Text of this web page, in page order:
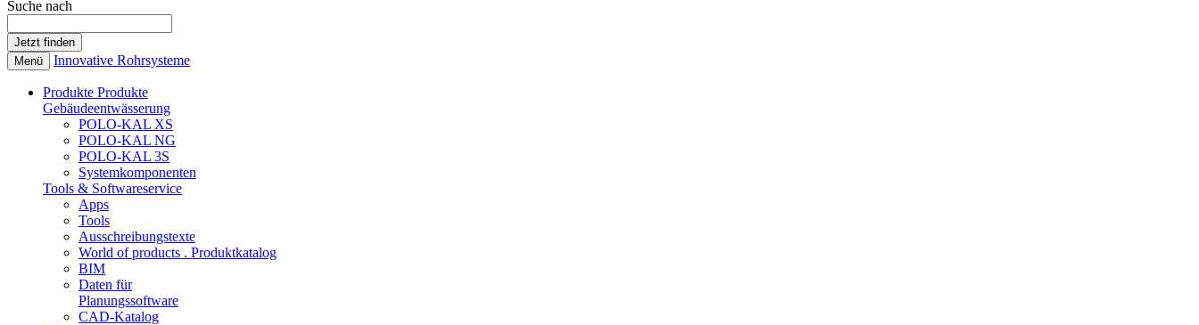
Suche nach
Menü Innovative Rohrsysteme
Produkte Produkte
Gebäudeentwässerung
POLO-KAL XS
POLO-KAL NG
POLO-KAL 3S
Systemkomponenten
Tools & Softwareservice
Apps
Tools
Ausschreibungstexte
World of products . Produktkatalog
BIM
Daten für
Planungssoftware
CAD-Katalog